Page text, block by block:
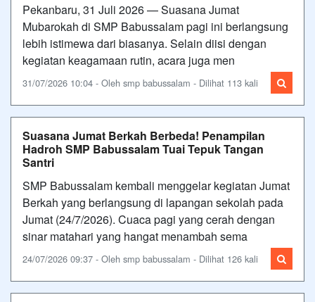
Pekanbaru, 31 Juli 2026 — Suasana Jumat
Mubarokah di SMP Babussalam pagi ini berlangsung
lebih istimewa dari biasanya. Selain diisi dengan
kegiatan keagamaan rutin, acara juga men
31/07/2026 10:04 - Oleh smp babussalam - Dilihat 113 kali
Suasana Jumat Berkah Berbeda! Penampilan
Hadroh SMP Babussalam Tuai Tepuk Tangan
Santri
SMP Babussalam kembali menggelar kegiatan Jumat
Berkah yang berlangsung di lapangan sekolah pada
Jumat (24/7/2026). Cuaca pagi yang cerah dengan
sinar matahari yang hangat menambah sema
24/07/2026 09:37 - Oleh smp babussalam - Dilihat 126 kali